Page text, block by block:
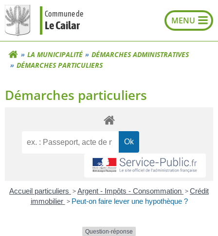
Aller
au
contenu
Commune de
Le Cailar
LA MUNICIPALITÉ
DÉMARCHES ADMINISTRATIVES
DÉMARCHES PARTICULIERS
Démarches particuliers
Accueil particuliers >Argent - Impôts - Consommation >Crédit
immobilier > Peut-on faire lever une hypothèque ?
Question-réponse